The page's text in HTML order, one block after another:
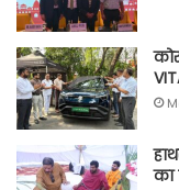
का